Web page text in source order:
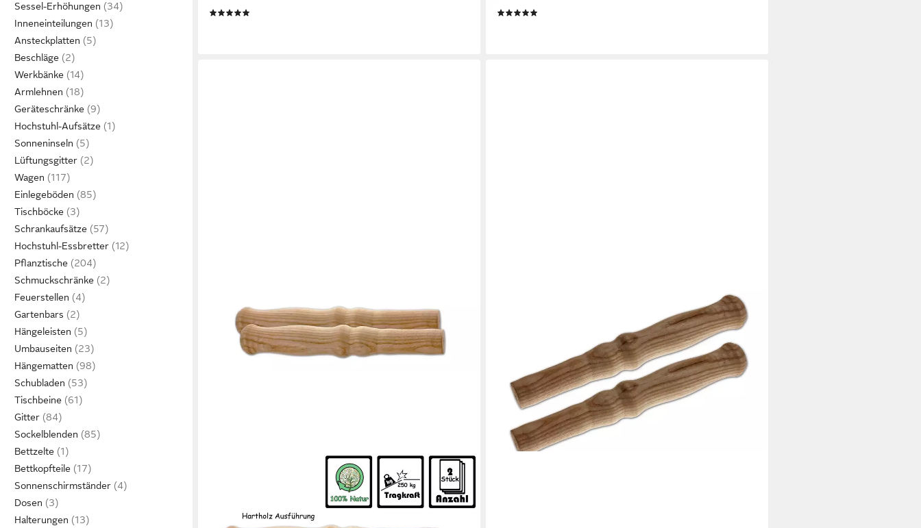
Sessel-Erhöhungen
Inneneinteilungen
Ansteckplatten
Beschläge
Werkbänke
Armlehnen
Geräteschränke
Hochstuhl-Aufsätze
Sonneninseln
Lüftungsgitter
Wagen
Einlegeböden
Tischböcke
Schrankaufsätze
Hochstuhl-Essbretter
Pflanztische
Schmuckschränke
Feuerstellen
Gartenbars
Hängeleisten
Umbauseiten
Hängematten
Schubladen
Tischbeine
Gitter
Sockelblenden
Bettzelte
Bettkopfteile
Sonnenschirmständer
Dosen
Halterungen